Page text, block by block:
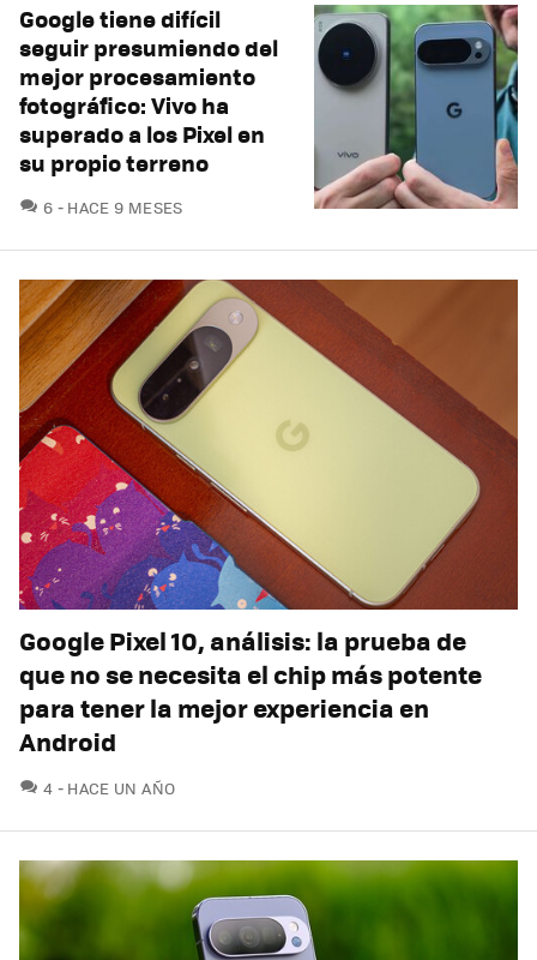
Google tiene difícil
seguir presumiendo del
mejor procesamiento
fotográfico: Vivo ha
superado a los Pixel en
su propio terreno
6 COMENTARIOS
HACE 9 MESES
Google Pixel 10, análisis: la prueba de
que no se necesita el chip más potente
para tener la mejor experiencia en
Android
4 COMENTARIOS
HACE UN AÑO